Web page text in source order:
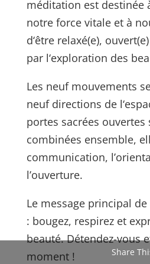
méditation est destinée
notre force vitale et à
d‘être relaxé(e),
par l‘exploration des
Les neuf mouvements
neuf directions de
portes sacrées
combinées ensemble,
communication,
l’ouverture.
Le message principal
: bougez, respirez et
beauté. Détendez-vous
moment !
Share